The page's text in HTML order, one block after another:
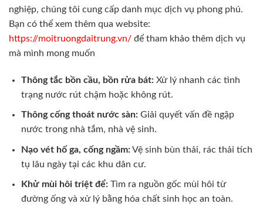
nghiệp, chúng tôi cung cấp danh mục dịch vụ phong phú.
Bạn có thể xem thêm qua website:
https://moitruongdaitrung.vn/ để tham khảo thêm dịch vụ
mà mình mong muốn
Thông tắc bồn cầu, bồn rửa bát:Xử lý nhanh các tình
trạng nước rút chậm hoặc không rút.
Thông cống thoát nước sàn:Giải quyết vấn đề ngập
nước trong nhà tắm, nhà vệ sinh.
Nạo vét hố ga, cống ngầm:Vệ sinh bùn thải, rác thải tích
tụ lâu ngày tại các khu dân cư.
Khử mùi hôi triệt để:Tìm ra nguồn gốc mùi hôi từ
đường ống và xử lý bằng hóa chất sinh học an toàn.